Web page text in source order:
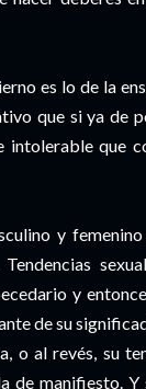
es lo de la
que si ya de
intolerable que
y
y
de su
o al revés, su
de manifiesto. Y